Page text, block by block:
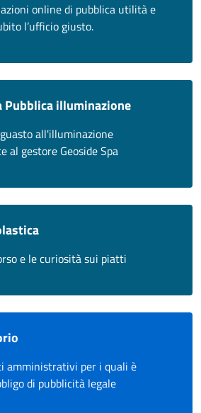
online di pubblica utilità e
l’ufficio giusto.
Pubblica illuminazione
all'illuminazione
al gestore Geoside Spa
e le curiosità sui piatti
amministrativi per i quali è
di pubblicità legale